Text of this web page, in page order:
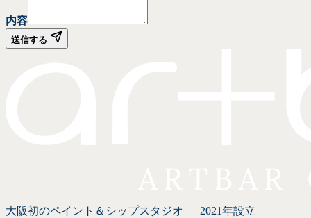
内容
送信する
大阪初のペイント＆シップスタジオ — 2021年設立